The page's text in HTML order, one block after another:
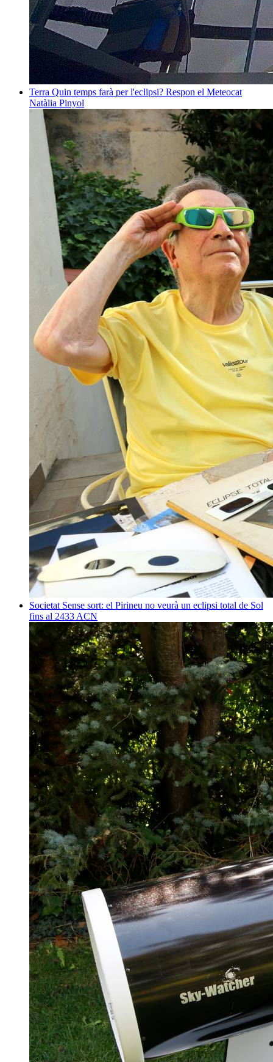
Terra Quin temps farà per l'eclipsi? Respon el Meteocat
Natàlia Pinyol
Societat Sense sort: el Pirineu no veurà un eclipsi total de Sol
fins al 2433 ACN